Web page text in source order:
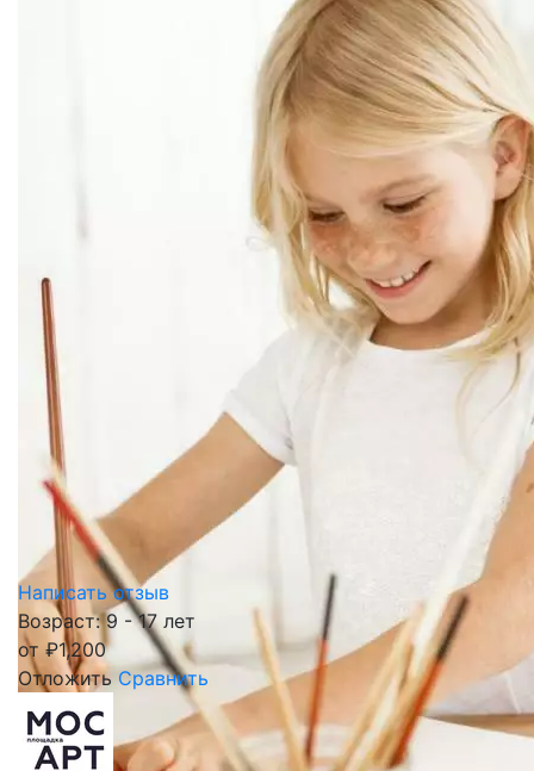
Написать отзыв
Возраст: 9 - 17 лет
от ₽1,200
Отложить Сравнить